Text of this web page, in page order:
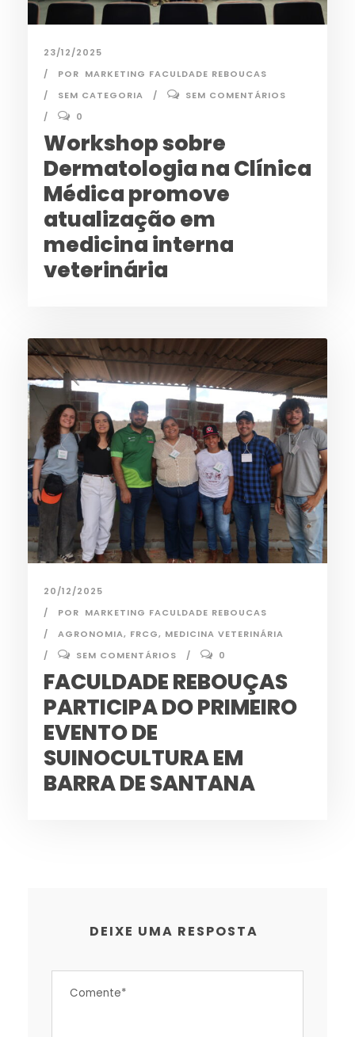
23/12/2025
POR MARKETING FACULDADE REBOUCAS
SEM CATEGORIA
SEM COMENTÁRIOS
0
Workshop sobre
Dermatologia na Clínica
Médica promove
atualização em
medicina interna
veterinária
20/12/2025
POR MARKETING FACULDADE REBOUCAS
AGRONOMIA, FRCG, MEDICINA VETERINÁRIA
SEM COMENTÁRIOS
0
FACULDADE REBOUÇAS
PARTICIPA DO PRIMEIRO
EVENTO DE
SUINOCULTURA EM
BARRA DE SANTANA
DEIXE UMA RESPOSTA